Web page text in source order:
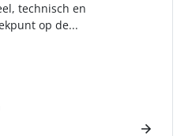
technisch en
op de...